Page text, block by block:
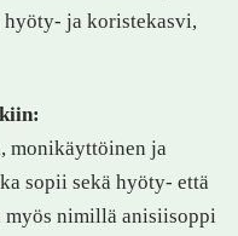
ja koristekasvi,
monikäyttöinen ja
sopii sekä hyöty- että
myös nimillä anisiisoppi